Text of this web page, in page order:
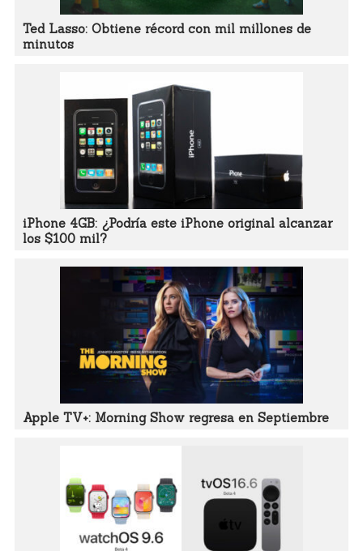
Ted Lasso: Obtiene récord con mil millones de
minutos
iPhone 4GB: ¿Podría este iPhone original alcanzar
los $100 mil?
Apple TV+: Morning Show regresa en Septiembre